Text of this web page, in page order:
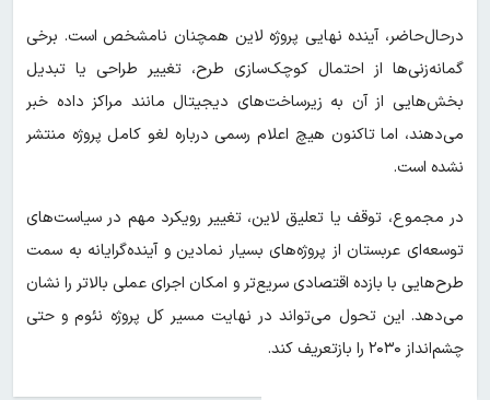
درحال‌حاضر، آینده نهایی پروژه لاین همچنان نامشخص است. برخی
گمانه‌زنی‌ها از احتمال کوچک‌سازی طرح، تغییر طراحی یا تبدیل
بخش‌هایی از آن به زیرساخت‌های دیجیتال مانند مراکز داده خبر
می‌دهند، اما تاکنون هیچ اعلام رسمی درباره لغو کامل پروژه منتشر
نشده است.
در مجموع، توقف یا تعلیق لاین، تغییر رویکرد مهم در سیاست‌های
توسعه‌ای عربستان از پروژه‌های بسیار نمادین و آینده‌گرایانه به سمت
طرح‌هایی با بازده اقتصادی سریع‌تر و امکان اجرای عملی بالاتر را نشان
می‌دهد. این تحول می‌تواند در نهایت مسیر کل پروژه نئوم و حتی
چشم‌انداز ۲۰۳۰ را بازتعریف کند.